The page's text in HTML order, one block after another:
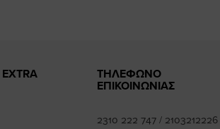
ΤΗΛΕΦΩΝΟ
ΕΠΙΚΟΙΝΩΝΙΑΣ
2310 222 747 / 2103212226